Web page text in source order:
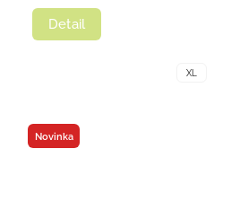
Detail
XL
Novinka